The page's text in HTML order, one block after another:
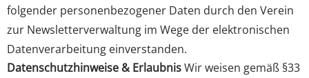
folgender personenbezogener Daten durch den Verein
zur Newsletterverwaltung im Wege der elektronischen
Datenverarbeitung einverstanden.
Datenschutzhinweise & ErlaubnisWir weisen gemäß §33